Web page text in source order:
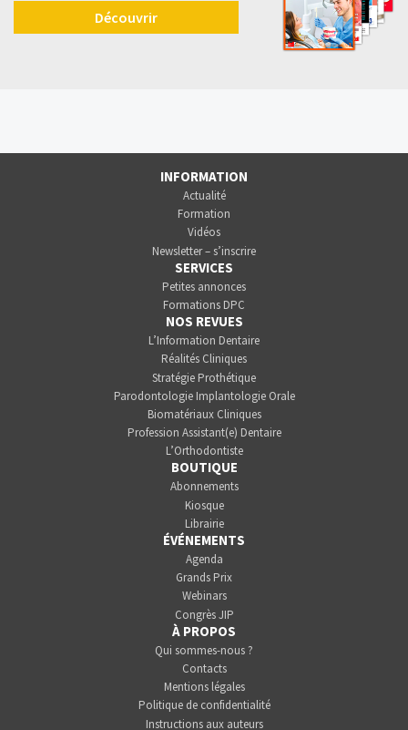
Découvrir
INFORMATION
Actualité
Formation
Vidéos
Newsletter – s’inscrire
SERVICES
Petites annonces
Formations DPC
NOS REVUES
L’Information Dentaire
Réalités Cliniques
Stratégie Prothétique
Parodontologie Implantologie Orale
Biomatériaux Cliniques
Profession Assistant(e) Dentaire
L’Orthodontiste
BOUTIQUE
Abonnements
Kiosque
Librairie
ÉVÉNEMENTS
Agenda
Grands Prix
Webinars
Congrès JIP
À PROPOS
Qui sommes-nous ?
Contacts
Mentions légales
Politique de confidentialité
Instructions aux auteurs